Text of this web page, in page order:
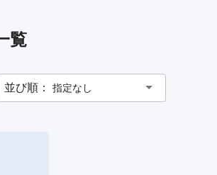
覧
並び順： 指定なし